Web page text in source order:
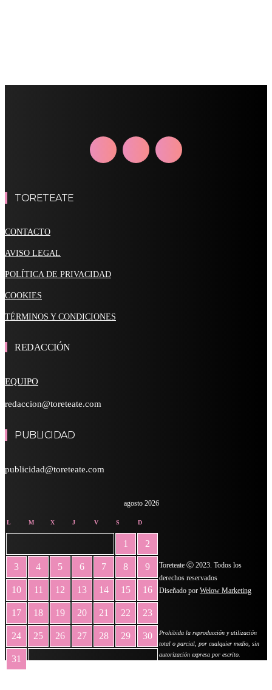
TORETEATE
CONTACTO
AVISO LEGAL
POLÍTICA DE PRIVACIDAD
COOKIES
TÉRMINOS Y CONDICIONES
REDACCIÓN
EQUIPO
redaccion@toreteate.com
PUBLICIDAD
publicidad@toreteate.com
agosto 2026
L M X J V S D
1 2
3 4 5 6 7 8 9
10 11 12 13 14 15 16
17 18 19 20 21 22 23
24 25 26 27 28 29 30
31
Toreteate Ⓒ 2023. Todos los
derechos reservados
Diseñado por Welow Marketing
Prohibida la reproducción y utilización
total o parcial, por cualquier medio, sin
autorización expresa por escrito.